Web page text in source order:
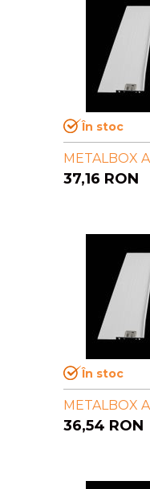
În stoc
METALBOX
37,16 RON
În stoc
METALBOX
36,54 RON